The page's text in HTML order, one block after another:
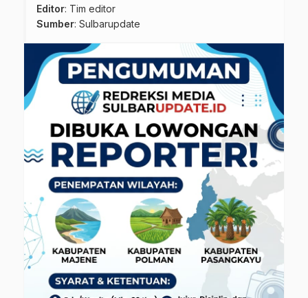
Editor: Tim editor
Sumber: Sulbarupdate